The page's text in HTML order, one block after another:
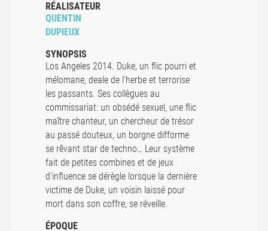
RÉALISATEUR
QUENTIN
DUPIEUX
SYNOPSIS
Los Angeles 2014. Duke, un flic pourri et
mélomane, deale de l’herbe et terrorise
les passants. Ses collègues au
commissariat: un obsédé sexuel, une flic
maître chanteur, un chercheur de trésor
au passé douteux, un borgne difforme
se rêvant star de techno… Leur système
fait de petites combines et de jeux
d’influence se dérègle lorsque la dernière
victime de Duke, un voisin laissé pour
mort dans son coffre, se réveille.
ÉPOQUE